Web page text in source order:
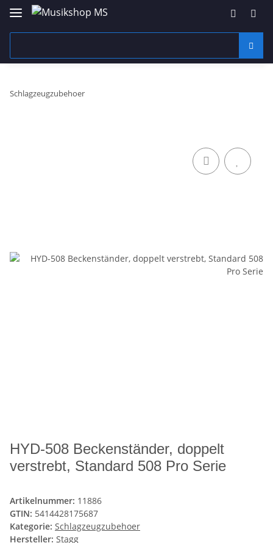
Schlagzeugzubehoer
HYD-508 Beckenständer, doppelt
verstrebt, Standard 508 Pro Serie
Artikelnummer: 11886
GTIN: 5414428175687
Kategorie: Schlagzeugzubehoer
Hersteller: Stagg